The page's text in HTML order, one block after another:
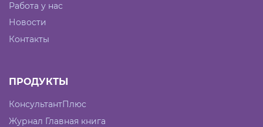
Работа у нас
Новости
Контакты
ПРОДУКТЫ
КонсультантПлюс
Журнал Главная книга